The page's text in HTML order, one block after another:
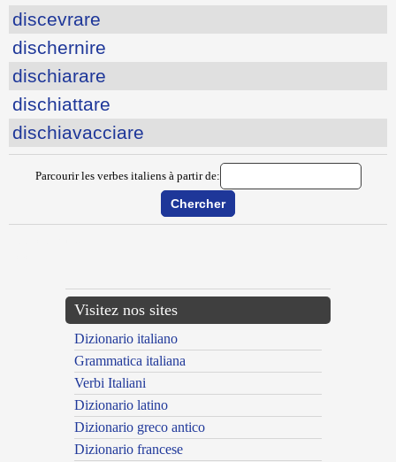
discevrare
dischernire
dischiarare
dischiattare
dischiavacciare
Parcourir les verbes italiens à partir de:
Visitez nos sites
Dizionario italiano
Grammatica italiana
Verbi Italiani
Dizionario latino
Dizionario greco antico
Dizionario francese